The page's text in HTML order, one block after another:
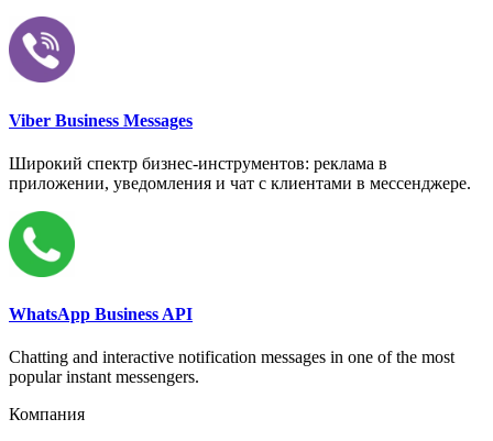
Viber Business Messages
Широкий спектр бизнес-инструментов: реклама в
приложении, уведомления и чат с клиентами в мессенджере.
WhatsApp Business API
Chatting and interactive notification messages in one of the most
popular instant messengers.
Компания